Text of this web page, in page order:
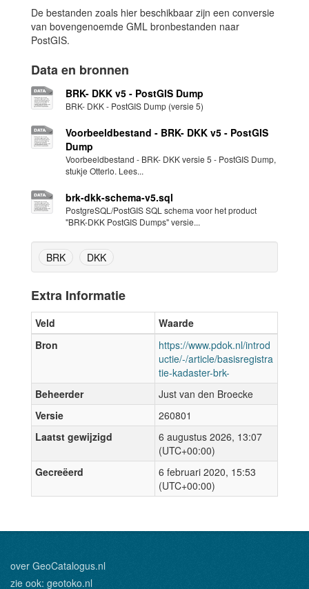
De bestanden zoals hier beschikbaar zijn een conversie
van bovengenoemde GML bronbestanden naar
PostGIS.
Data en bronnen
BRK- DKK v5 - PostGIS Dump
BRK- DKK - PostGIS Dump (versie 5)
Voorbeeldbestand - BRK- DKK v5 - PostGIS
Dump
Voorbeeldbestand - BRK- DKK versie 5 - PostGIS Dump,
stukje Otterlo. Lees...
brk-dkk-schema-v5.sql
PostgreSQL/PostGIS SQL schema voor het product
"BRK-DKK PostGIS Dumps" versie...
BRK DKK
Extra Informatie
Veld
Waarde
Bron
https://www.pdok.nl/introd
uctie/-/article/basisregistra
tie-kadaster-brk-
Beheerder
Just van den Broecke
Versie
260801
Laatst gewijzigd
6 augustus 2026, 13:07
(UTC+00:00)
Gecreëerd
6 februari 2020, 15:53
(UTC+00:00)
over GeoCatalogus.nl
zie ook: geotoko.nl